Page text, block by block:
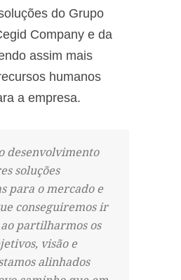
do Grupo
Company e da
assim mais
humanos
a empresa.
desenvolvimento
soluções
para o mercado e
conseguiremos ir
partilharmos os
visão e
alinhados